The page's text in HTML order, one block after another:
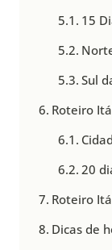
15
Sul
Roteiro
20
Roteiro
Dicas de